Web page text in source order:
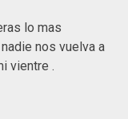
lo mas
nos vuelva a
vientre .